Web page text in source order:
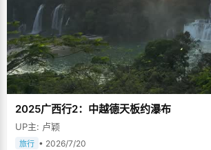
2025广西行2：中越德天板约瀑布
UP主: 卢颖
旅行 • 2026/7/20